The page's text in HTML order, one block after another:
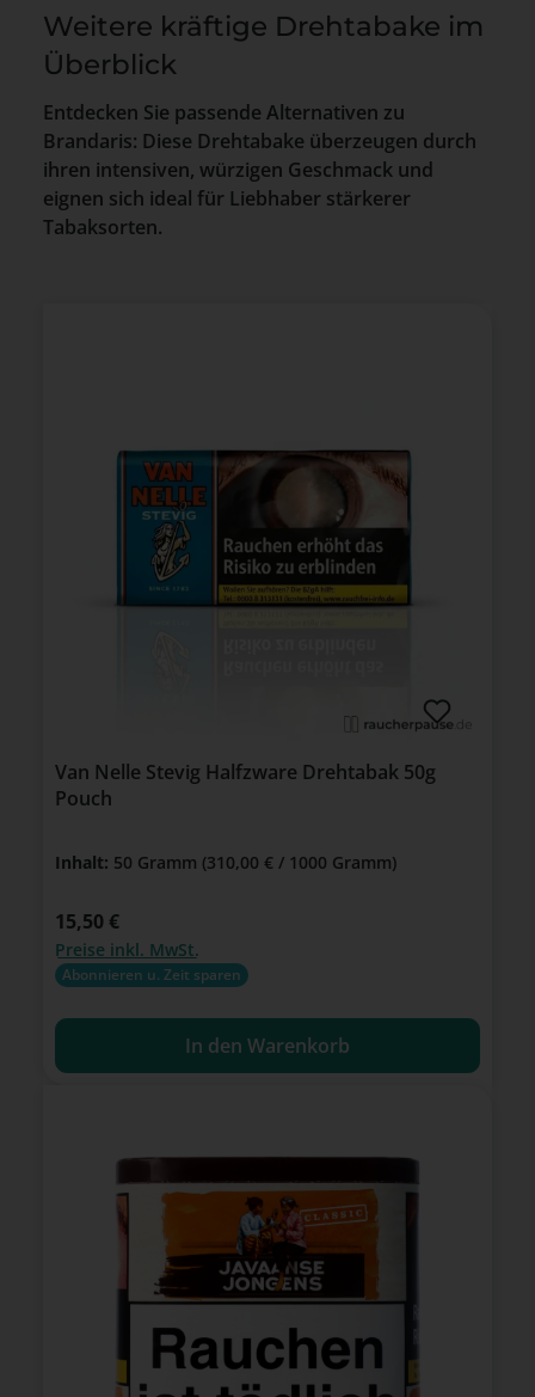
Weitere kräftige Drehtabake im
Überblick
Entdecken Sie passende Alternativen zu
Brandaris: Diese Drehtabake überzeugen durch
ihren intensiven, würzigen Geschmack und
eignen sich ideal für Liebhaber stärkerer
Tabaksorten.
Van Nelle Stevig Halfzware Drehtabak 50g
Pouch
Inhalt: 50 Gramm (310,00 € / 1000 Gramm)
Regulärer Preis:
15,50 €
Preise inkl. MwSt.
Abonnieren u. Zeit sparen
In den Warenkorb